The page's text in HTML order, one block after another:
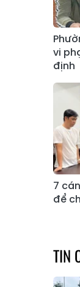
vi
định
7
để
TIN